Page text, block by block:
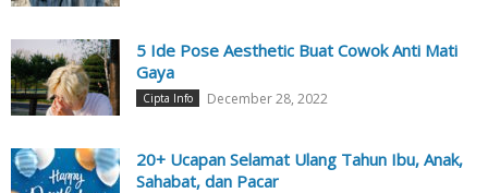
5 Ide Pose Aesthetic Buat Cowok Anti Mati
Gaya
Cipta Info December 28, 2022
20+ Ucapan Selamat Ulang Tahun Ibu, Anak,
Sahabat, dan Pacar